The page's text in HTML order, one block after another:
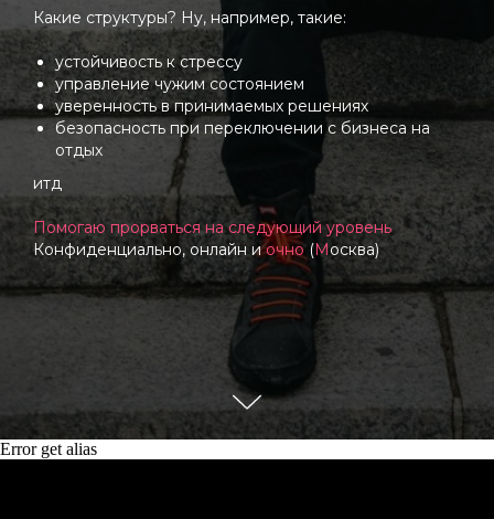
Какие структуры? Ну, например, такие:
устойчивость к стрессу
управление чужим состоянием
уверенность в принимаемых решениях
безопасность при переключении с бизнеса на
отдых
итд
Помогаю прорваться на следующий уровень
Конфиденциально, онлайн иочно(Москва)
Error get alias